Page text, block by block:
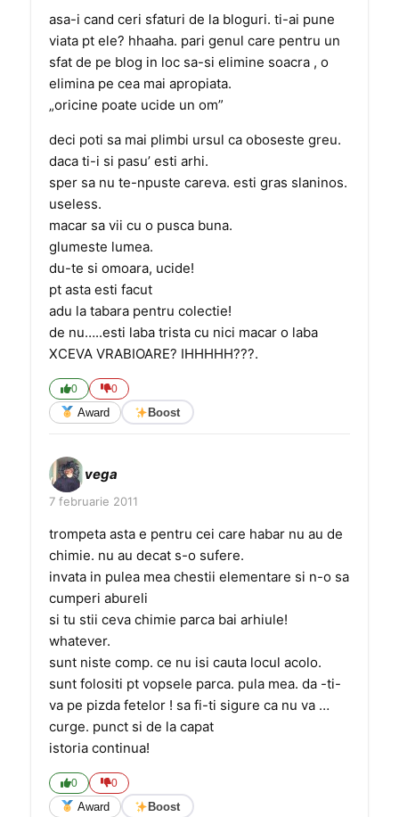
asa-i cand ceri sfaturi de la bloguri. ti-ai pune
viata pt ele? hhaaha. pari genul care pentru un
sfat de pe blog in loc sa-si elimine soacra , o
elimina pe cea mai apropiata.
„oricine poate ucide un om”
deci poti sa mai plimbi ursul ca oboseste greu.
daca ti-i si pasu’ esti arhi.
sper sa nu te-npuste careva. esti gras slaninos.
useless.
macar sa vii cu o pusca buna.
glumeste lumea.
du-te si omoara, ucide!
pt asta esti facut
adu la tabara pentru colectie!
de nu…..esti laba trista cu nici macar o laba
XCEVA VRABIOARE? IHHHHH???.
0 0
Award Boost
vega
7 februarie 2011
trompeta asta e pentru cei care habar nu au de
chimie. nu au decat s-o sufere.
invata in pulea mea chestii elementare si n-o sa
cumperi abureli
si tu stii ceva chimie parca bai arhiule!
whatever.
sunt niste comp. ce nu isi cauta locul acolo.
sunt folositi pt vopsele parca. pula mea. da -ti-
va pe pizda fetelor ! sa fi-ti sigure ca nu va …
curge. punct si de la capat
istoria continua!
0 0
Award Boost